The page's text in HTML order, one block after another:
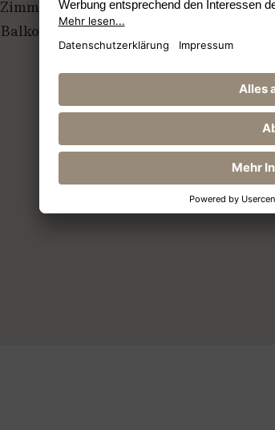
Zimmer und Suiten teilweise mit
Balkon, Terrasse und eigenem Jacuzzi